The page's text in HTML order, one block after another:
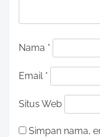
Nama *
Email *
Situs Web
Simpan nama,